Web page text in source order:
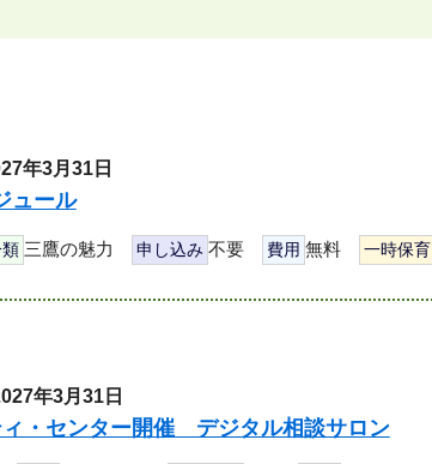
年3月31日
ュール
三鷹の魅力 申し込み 不要 費用 無料 一時保育
年3月31日
・センター開催 デジタル相談サロン